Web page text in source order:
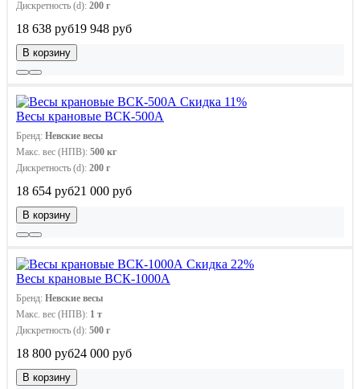
Дискретность (d): 200 г
18 638 руб19 948 руб
В корзину
Скидка 11%
Весы крановые ВСК-500А
Бренд: Невские весы
Макс. вес (НПВ): 500 кг
Дискретность (d): 200 г
18 654 руб21 000 руб
В корзину
Скидка 22%
Весы крановые ВСК-1000А
Бренд: Невские весы
Макс. вес (НПВ): 1 т
Дискретность (d): 500 г
18 800 руб24 000 руб
В корзину